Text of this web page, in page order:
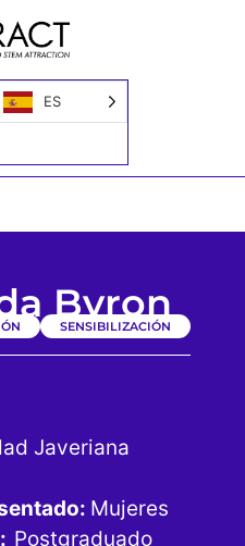
ES
Byron
SENSIBILIZACIÓN
Javeriana
Mujeres
Postgraduado